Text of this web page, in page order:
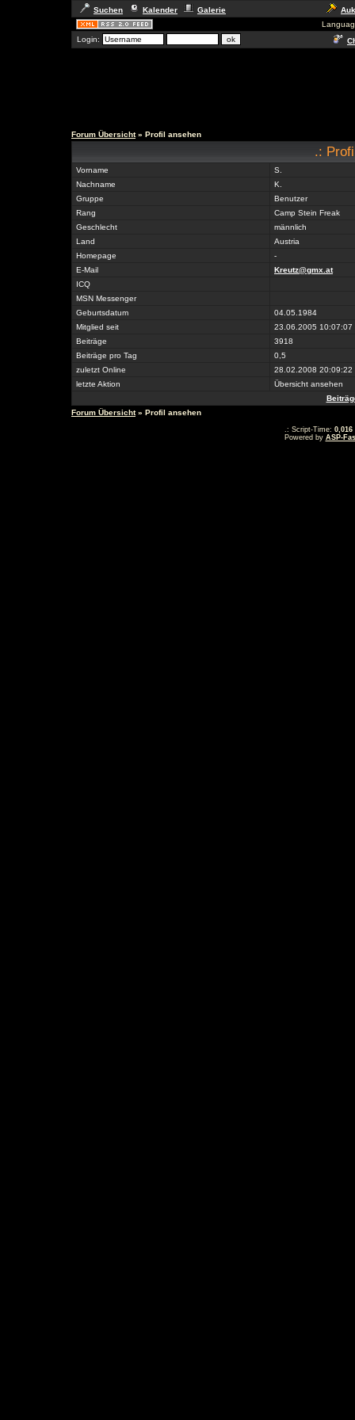
Suchen Kalender Galerie
Login:
Forum Übersicht» Profil ansehen
.:
Vorname
S.
Nachname
K.
Gruppe
Benutzer
Rang
Camp Stein Freak
Geschlecht
männlich
Land
Austria
Homepage
-
E-Mail
Kreutz@gmx.at
ICQ
MSN Messenger
Geburtsdatum
04.05.1984
Mitglied seit
23.06.2005 10:07:07
Beiträge
3918
Beiträge pro Tag
0,5
zuletzt Online
28.02.2008 20:09:22
letzte Aktion
Übersicht ansehen
Forum Übersicht» Profil ansehen
.: Script-Time: 0,016
Powered by ASP-